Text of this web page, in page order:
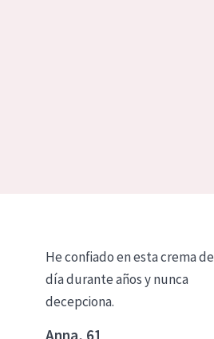
He confiado en esta crema de
día durante años y nunca
decepciona.
Anna, 61